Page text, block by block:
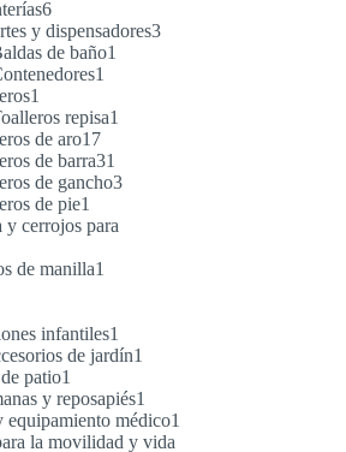
66
productos
y dispensadores33
de baño1
1
1
producto
repisa1
de aro1717
productos
de barra31
productos
de gancho33
de pie1
producto
y cerrojos para
de manilla1
infantiles1
producto
de jardín1
patio1
producto
y reposapiés1
producto
equipamiento médico1
la movilidad y vida